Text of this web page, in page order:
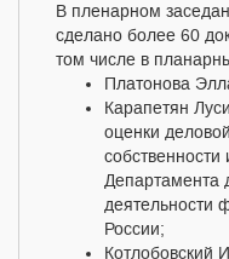
В пленарном
сделано более 60
том числе в
Платонова
Карапетян
оценки
Департамента
деятельности
России;
Котлобовский